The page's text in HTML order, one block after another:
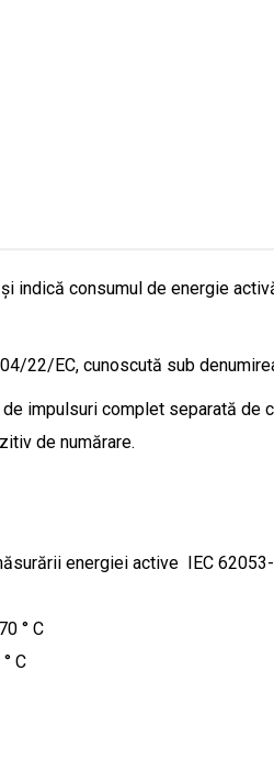
indică consumul de energie
22/EC, cunoscută sub
impulsuri complet separată
de numărare.
energiei active IEC
° C
C